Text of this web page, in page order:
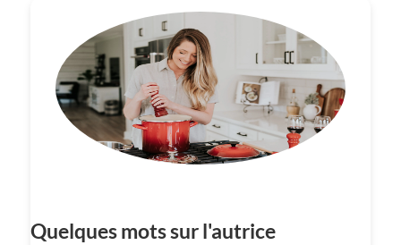
Quelques mots sur l'autrice